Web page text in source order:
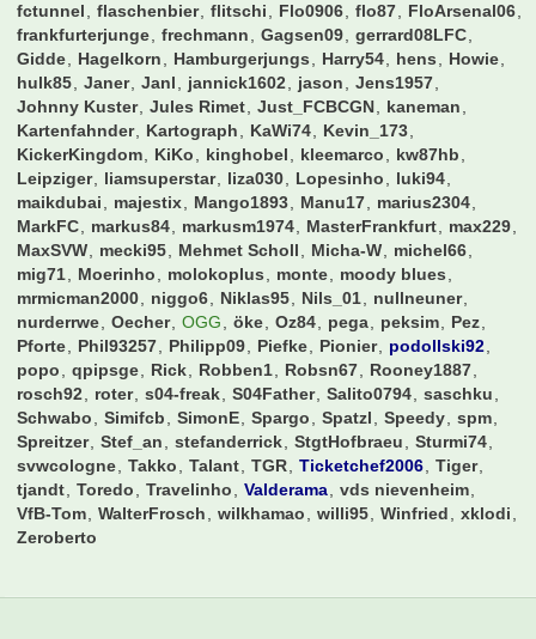
tickets vfb vfb stuttgart Viertelfinale werder
Werder Bremen WM
Benutzer online
166 Mitglieder und 39.739 Besucher
Rekord: 613 Benutzer (2. Mai 2024 um 11:48)
19Sakul96
3146589 Adden alfonso123
alohahe
Andiano86
andre2206 Aschi Australier76
axwell
B-Rabbit
Balakov bashman BayernArno
bazihugo
Bernhard
Bolzplatz Borusse1982 Breezeman
Cemko92
CharlieKelly
chris1 Chris96 ChrisCros
davidw95
DennisHopper
der Marten derbesuch Domi89
donaldo2k
DonVitoCorleone
dresdner drharrym
DSCFranky
Duffman0815
EgalWohin09 eltren eugen
Exorzischt
fabian17
fabs512 FC_S6 fcb_fabi fcb777
fcbayernnico
fctunnel
flaschenbier flitschi Flo0906 flo87
FloArsenal06
frankfurterjunge
frechmann Gagsen09
gerrard08LFC
Gidde
Hagelkorn
Johnny Kuster
Jules Rimet Just_FCBCGN
kaneman